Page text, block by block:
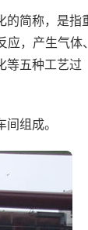
的简称，是指
，产生气体、
等五种工艺过
组成。